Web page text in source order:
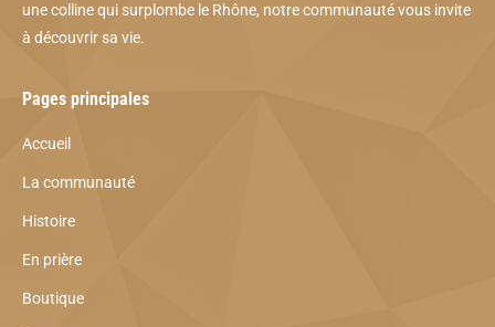
une colline qui surplombe le Rhône, notre communauté vous invite
à découvrir sa vie.
Pages principales
Accueil
La communauté
Histoire
En prière
Boutique